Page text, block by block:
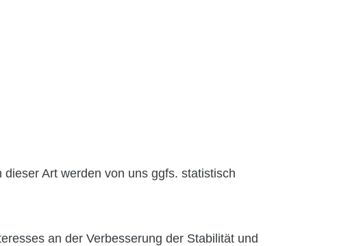
Art werden von uns ggfs. statistisch
an der Verbesserung der Stabilität und